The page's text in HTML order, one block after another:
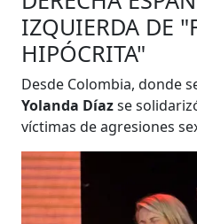
IZQUIERDA DE
HIPÓCRITA"
Desde Colombia, donde
Yolanda Díazse
víctimas de agresiones